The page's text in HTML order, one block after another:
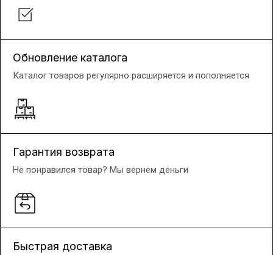
Обновление каталога
Каталог товаров регулярно расширяется и пополняется
Гарантия возврата
Не понравился товар? Мы вернем деньги
Быстрая доставка